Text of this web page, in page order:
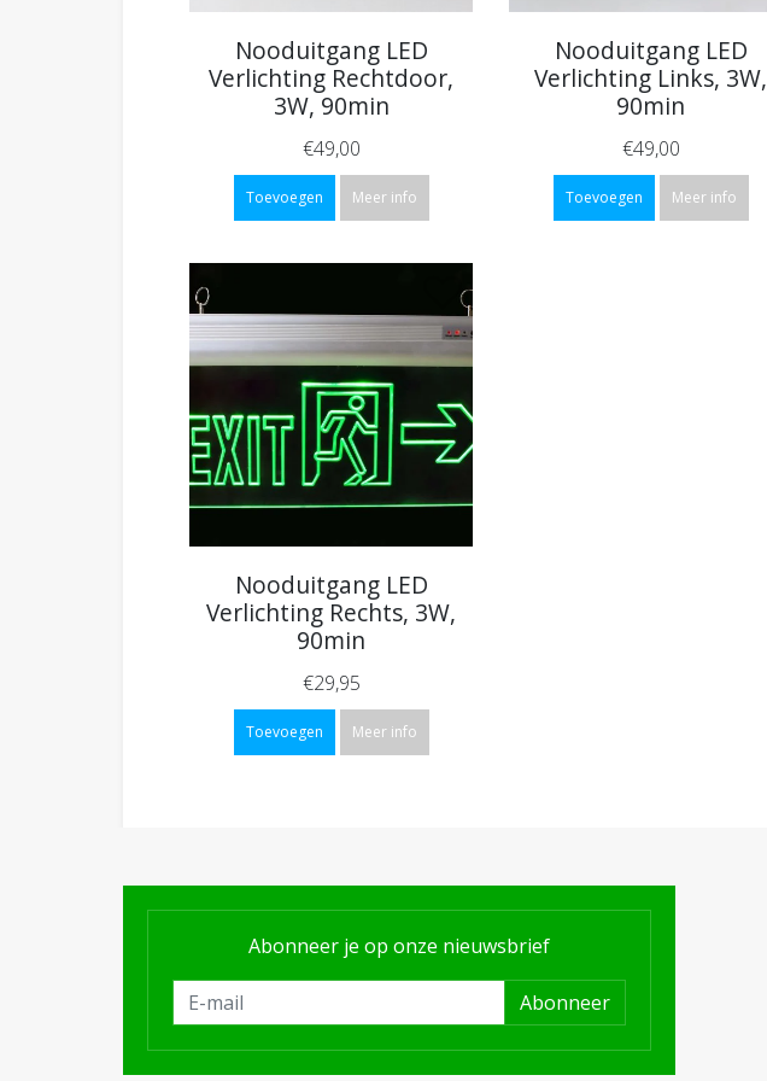
Nooduitgang LED
Verlichting Rechtdoor,
3W, 90min
€49,00
Toevoegen Meer info
Nooduitgang LED
Verlichting Links, 3W,
90min
€49,00
Toevoegen Meer info
Nooduitgang LED
Verlichting Rechts, 3W,
90min
€29,95
Toevoegen Meer info
Abonneer je op onze nieuwsbrief
Abonneer